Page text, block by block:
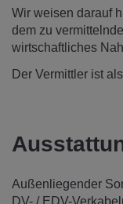
Wir weisen darauf
dem zu
wirtschaftliches
Der Vermittler ist
Außenliegender
DV- / EDV-